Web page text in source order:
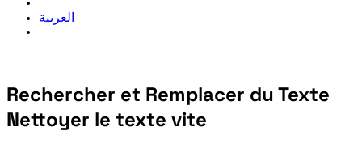
العربية
Rechercher et Remplacer du Texte
Nettoyer le texte vite